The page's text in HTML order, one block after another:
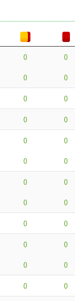
0 0
0 0
0 0
0 0
0 0
0 0
0 0
0 0
0 0
0 0
0 0
0 0